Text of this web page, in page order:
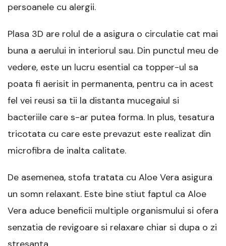
persoanele cu alergii.
Plasa 3D are rolul de a asigura o circulatie cat mai
buna a aerului in interiorul sau. Din punctul meu de
vedere, este un lucru esential ca topper-ul sa
poata fi aerisit in permanenta, pentru ca in acest
fel vei reusi sa tii la distanta mucegaiul si
bacteriile care s-ar putea forma. In plus, tesatura
tricotata cu care este prevazut este realizat din
microfibra de inalta calitate.
De asemenea, stofa tratata cu Aloe Vera asigura
un somn relaxant. Este bine stiut faptul ca Aloe
Vera aduce beneficii multiple organismului si ofera
senzatia de revigoare si relaxare chiar si dupa o zi